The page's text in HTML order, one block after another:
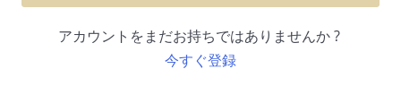
アカウントをまだお持ちではありませんか ?
今すぐ登録